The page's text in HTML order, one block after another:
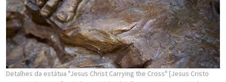
Detalhes da estátua "Jesus Christ Carrying the Cross" [Jesus Cristo